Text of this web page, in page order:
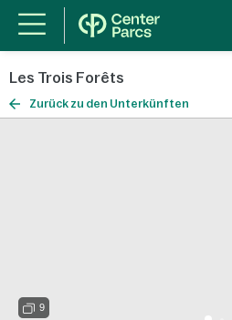
Les Trois Forêts
Zurück zu den Unterkünften
9